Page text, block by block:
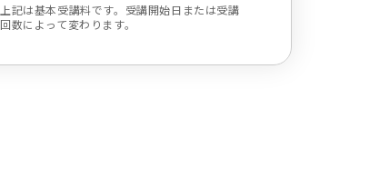
上記は基本受講料です。受講開始日または受講
回数によって変わります。